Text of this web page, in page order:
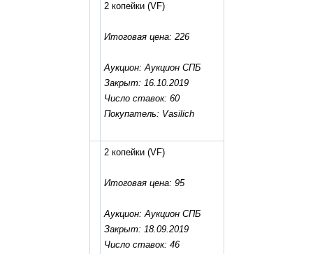
2 копейки(VF)
Итоговая цена: 226
Аукцион: Аукцион СПБ
Закрыт: 16.10.2019
Число ставок: 60
Покупатель: Vasilich
2 копейки(VF)
Итоговая цена: 95
Аукцион: Аукцион СПБ
Закрыт: 18.09.2019
Число ставок: 46